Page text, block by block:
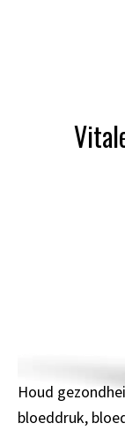
Houd
bloeddruk,